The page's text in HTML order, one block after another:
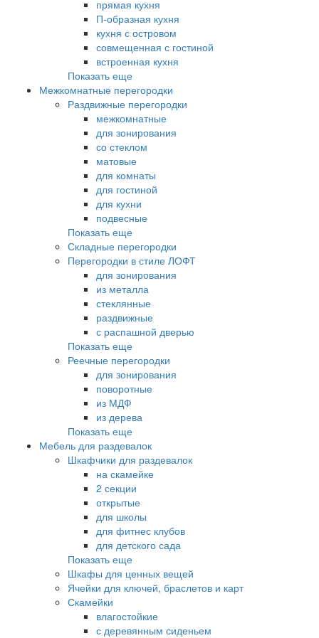
прямая кухня
П-образная кухня
кухня с островом
совмещенная с гостиной
встроенная кухня
Показать еще
Межкомнатные перегородки
Раздвижные перегородки
межкомнатные
для зонирования
со стеклом
матовые
для комнаты
для гостиной
для кухни
подвесные
Показать еще
Складные перегородки
Перегородки в стиле ЛОФТ
для зонирования
из металла
стеклянные
раздвижные
с распашной дверью
Показать еще
Реечные перегородки
для зонирования
поворотные
из МДФ
из дерева
Показать еще
Мебель для раздевалок
Шкафчики для раздевалок
на скамейке
2 секции
открытые
для школы
для фитнес клубов
для детского сада
Показать еще
Шкафы для ценных вещей
Ячейки для ключей, браслетов и карт
Скамейки
влагостойкие
с деревянным сиденьем